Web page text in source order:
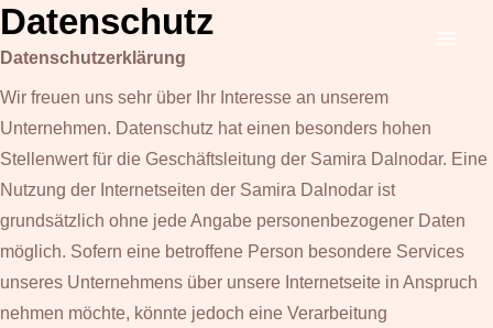
Zum
Datenschutz
Datenschutzerklärung
Wir freuen uns sehr über Ihr Interesse an unserem
Unternehmen. Datenschutz hat einen besonders hohen
Stellenwert für die Geschäftsleitung der Samira Dalnodar. Eine
Nutzung der Internetseiten der Samira Dalnodar ist
grundsätzlich ohne jede Angabe personenbezogener Daten
möglich. Sofern eine betroffene Person besondere Services
unseres Unternehmens über unsere Internetseite in Anspruch
nehmen möchte, könnte jedoch eine Verarbeitung